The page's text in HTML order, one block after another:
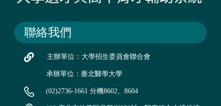
聯絡我們
主辦單位：大學招生委員會聯合會
承辦單位：臺北醫學大學
(02)2736-1661 分機8602、8604